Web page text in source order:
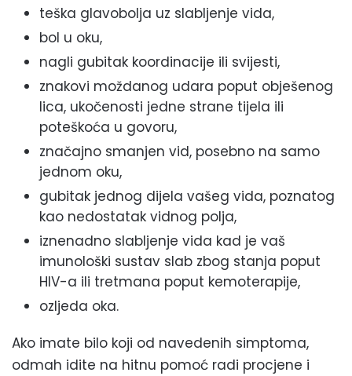
teška glavobolja uz slabljenje vida,
bol u oku,
nagli gubitak koordinacije ili svijesti,
znakovi moždanog udara poput obješenog
lica, ukočenosti jedne strane tijela ili
poteškoća u govoru,
značajno smanjen vid, posebno na samo
jednom oku,
gubitak jednog dijela vašeg vida, poznatog
kao nedostatak vidnog polja,
iznenadno slabljenje vida kad je vaš
imunološki sustav slab zbog stanja poput
HIV-a ili tretmana poput kemoterapije,
ozljeda oka.
Ako imate bilo koji od navedenih simptoma,
odmah idite na hitnu pomoć radi procjene i